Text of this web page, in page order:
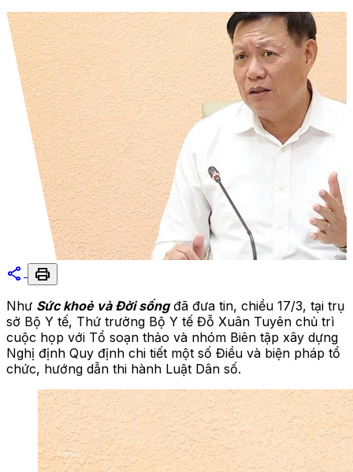
share print
Như Sức khoẻ và Đời sốngđã đưa tin, chiều 17/3, tại trụ
sở Bộ Y tế, Thứ trưởng Bộ Y tế Đỗ Xuân Tuyên chủ trì
cuộc họp với Tổ soạn thảo và nhóm Biên tập xây dựng
Nghị định Quy định chi tiết một số Điều và biện pháp tổ
chức, hướng dẫn thi hành Luật Dân số.